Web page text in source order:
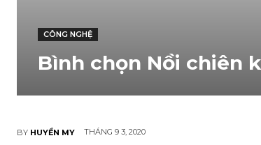
CÔNG NGHỆ
Bình chọn Nồi chiên
BY HUYỀN MY THÁNG 9 3, 2020